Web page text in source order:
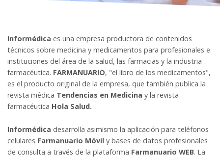
Informédica es una empresa productora de contenidos
técnicos sobre medicina y medicamentos para profesionales e
instituciones del área de la salud, las farmacias y la industria
farmacéutica. FARMANUARIO, "el libro de los medicamentos",
es el producto original de la empresa, que también publica la
revista médica Tendencias en Medicina y la revista
farmacéutica Hola Salud.
Informédica desarrolla asimismo la aplicación para teléfonos
celulares Farmanuario Móvil y bases de datos profesionales
de consulta a través de la plataforma Farmanuario WEB. La